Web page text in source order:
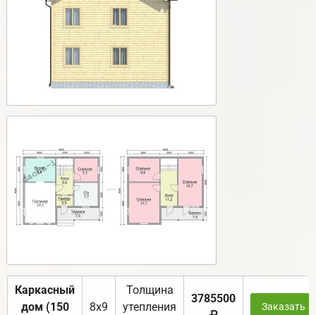
Каркасный
дом (150
8х9
Толщина
утепления
3785500
Заказать